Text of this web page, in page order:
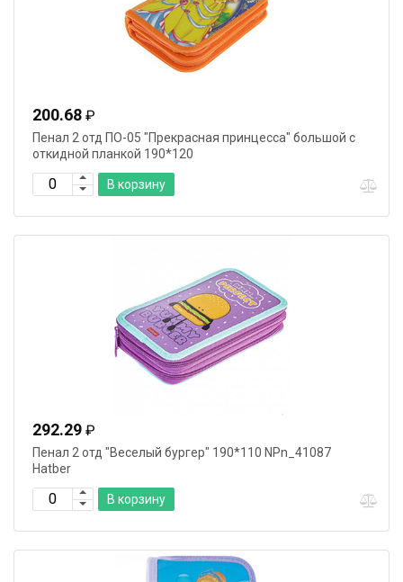
200.68 ₽
Пенал 2 отд ПО-05 "Прекрасная принцесса" большой с
откидной планкой 190*120
В корзину
292.29 ₽
Пенал 2 отд "Веселый бургер" 190*110 NPn_41087
Hatber
В корзину